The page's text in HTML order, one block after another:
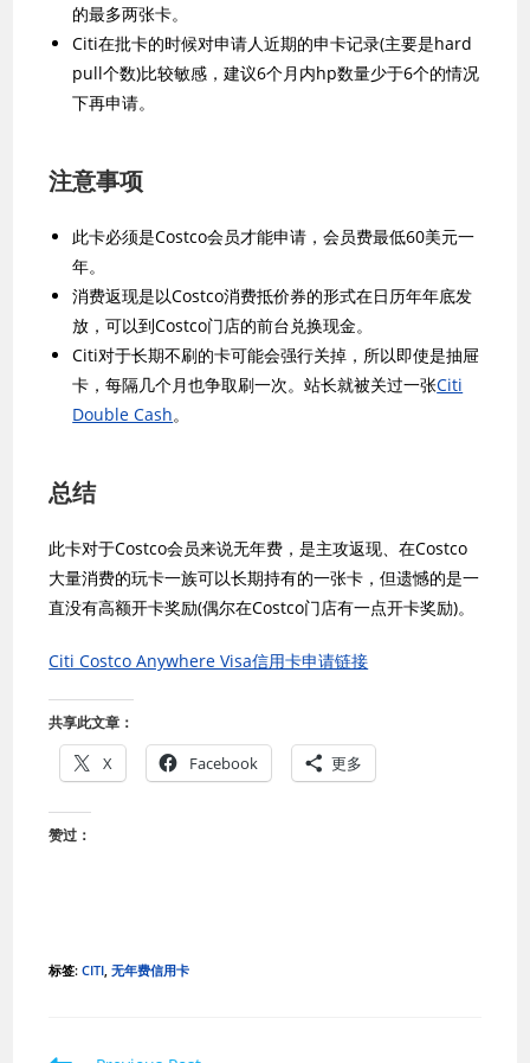
的最多两张卡。
Citi在批卡的时候对申请人近期的申卡记录(主要是hard
pull个数)比较敏感，建议6个月内hp数量少于6个的情况
下再申请。
注意事项
此卡必须是Costco会员才能申请，会员费最低60美元一
年。
消费返现是以Costco消费抵价券的形式在日历年年底发
放，可以到Costco门店的前台兑换现金。
Citi对于长期不刷的卡可能会强行关掉，所以即使是抽屉
卡，每隔几个月也争取刷一次。站长就被关过一张Citi
Double Cash。
总结
此卡对于Costco会员来说无年费，是主攻返现、在Costco
大量消费的玩卡一族可以长期持有的一张卡，但遗憾的是一
直没有高额开卡奖励(偶尔在Costco门店有一点开卡奖励)。
Citi Costco Anywhere Visa信用卡申请链接
共享此文章：
X Facebook 更多
赞过：
标签:CITI 无年费信用卡